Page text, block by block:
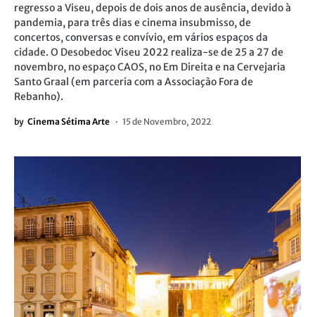
regresso a Viseu, depois de dois anos de ausência, devido à
pandemia, para três dias e cinema insubmisso, de
concertos, conversas e convívio, em vários espaços da
cidade. O Desobedoc Viseu 2022 realiza-se de 25 a 27 de
novembro, no espaço CAOS, no Em Direita e na Cervejaria
Santo Graal (em parceria com a Associação Fora de
Rebanho).
by Cinema Sétima Arte 15 de Novembro, 2022